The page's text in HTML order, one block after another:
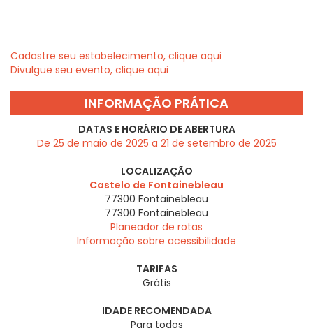
Cadastre seu estabelecimento, clique aqui
Divulgue seu evento, clique aqui
INFORMAÇÃO PRÁTICA
DATAS E HORÁRIO DE ABERTURA
De 25 de maio de 2025 a 21 de setembro de 2025
LOCALIZAÇÃO
Castelo de Fontainebleau
77300 Fontainebleau
77300 Fontainebleau
Planeador de rotas
Informação sobre acessibilidade
TARIFAS
Grátis
IDADE RECOMENDADA
Para todos